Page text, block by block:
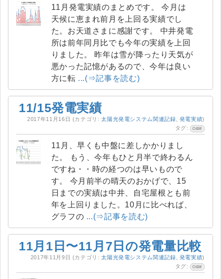
11月発電実績のまとめです。 今月は
天候に恵まれ前月を上回る実績でし
た。お天道さまに感謝です。 中井発電
所は前年同月比でも今年の実績を上回
りました。 昨年は雪が降ったり天気が
悪かった記憶があるので、今年は良い
方に転 ...(⇒記事を読む)
11/15発電実績
2017年11月16日 (カテゴリ:太陽光発電システム関連記録 発電実績)
タグ:
O&M
11月、早くも中盤に差しかかりまし
た。 もう、今年もひと月半で終わるん
ですね・・時の経つのは早いもので
す。 今月前半の晴天のおかげで、15
日までの実績は中井、自宅屋根とも前
年を上回りました。10月に比べれば、
グラフの ...(⇒記事を読む)
11月1日〜11月7日の発電量比較
2017年11月9日 (カテゴリ:太陽光発電システム関連記録 発電実績)
タグ:
O&M